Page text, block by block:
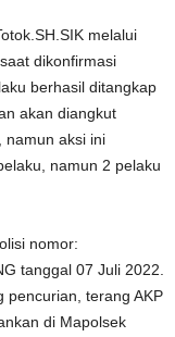
melalui
dikonfirmasi
berhasil ditangkap
akan diangkut
namun aksi ini
namun 2 pelaku
nomor:
tanggal 07 Juli 2022.
pencurian, terang AKP
di Mapolsek